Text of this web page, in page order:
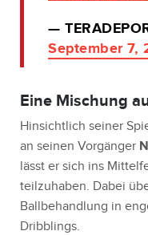
—
September 7,
Eine Mischung
Hinsichtlich seiner
an seinen Vorgänger
lässt er sich ins
teilzuhaben. Dabei
Ballbehandlung in
Dribblings.